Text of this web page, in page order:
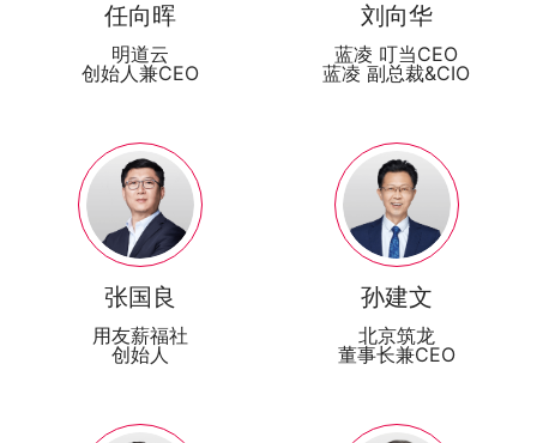
任向晖
明道云
创始人兼CEO
刘向华
蓝凌 叮当CEO
蓝凌 副总裁&CIO
张国良
用友薪福社
创始人
孙建文
北京筑龙
董事长兼CEO